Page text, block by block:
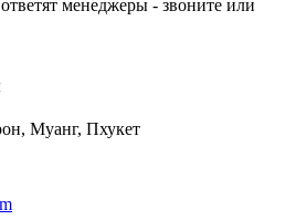
менеджеры - звоните или
Муанг, Пхукет